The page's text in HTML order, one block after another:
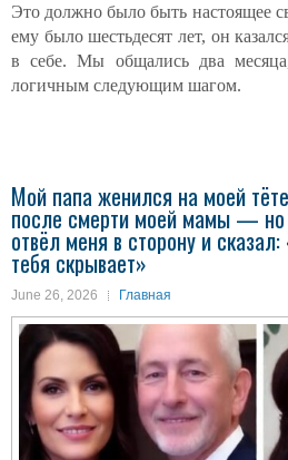
Это должно было быть настоящее
ему было шестьдесят лет, он
в себе. Мы общались два
логичным следующим шагом.
Мой папа женился на моей
после смерти моей мамы — но
отвёл меня в сторону и
тебя скрывает»
June 26, 2026 Главная